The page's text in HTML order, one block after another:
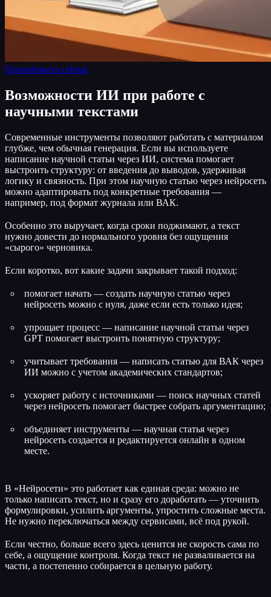
Попробовать сейчас
Возможности ИИ при работе с
научными текстами
Современные инструменты позволяют работать с материалом
глубже, чем обычная генерация. Если вы используете
написание научной статьи через ИИ, система помогает
выстроить структуру: от введения до выводов, удерживая
логику и связность. При этом научную статью через нейросеть
можно адаптировать под конкретные требования —
например, под формат журнала или ВАК.
Особенно это выручает, когда сроки поджимают, а текст
нужно довести до нормального уровня без ощущения
«сырого» черновика.
Если коротко, вот какие задачи закрывает такой подход:
помогает начать — создать научную статью через
нейросеть можно с нуля, даже если есть только идея;
упрощает процесс — написание научной статьи через
GPT помогает выстроить понятную структуру;
учитывает требования — написать статью для ВАК через
ИИ можно с учетом академических стандартов;
ускоряет работу с источниками — поиск научных статей
через нейросеть помогает быстрее собрать аргументацию;
объединяет инструменты — научная статья через
нейросеть создается и редактируется онлайн в одном
месте.
В «Нейросети» это работает как единая среда: можно не
только написать текст, но и сразу его доработать — уточнить
формулировки, усилить аргументы, упростить сложные места.
Не нужно переключаться между сервисами, всё под рукой.
Если честно, больше всего здесь ценится не скорость сама по
себе, а ощущение контроля. Когда текст не разваливается на
части, а постепенно собирается в цельную работу.